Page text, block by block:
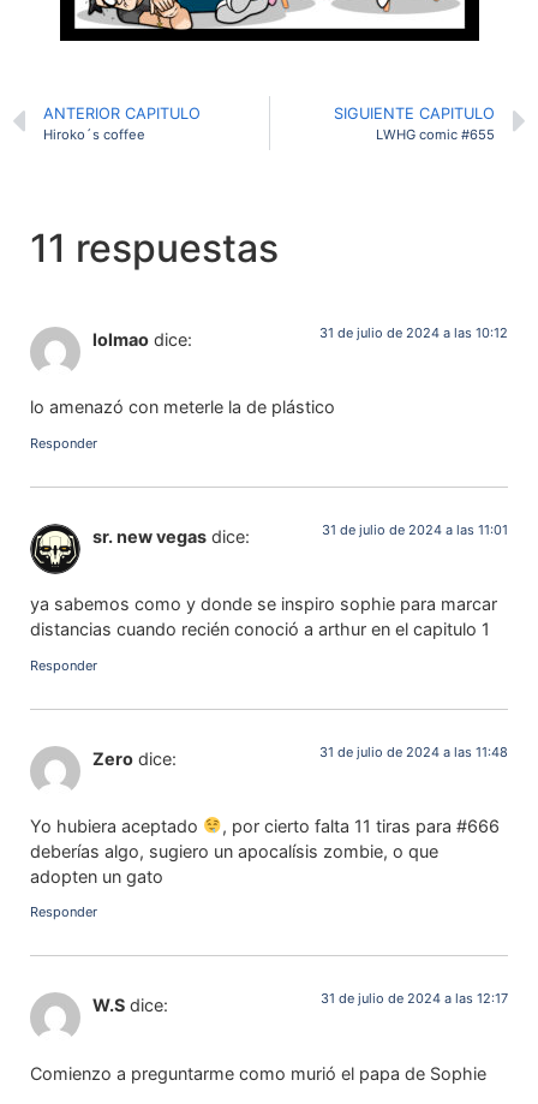
ANTERIOR CAPITULO
Hiroko´s coffee
SIGUIENTE CAPITULO
LWHG comic #655
11 respuestas
lolmao dice: 31 de julio de 2024 a las 10:12
lo amenazó con meterle la de plástico
Responder
sr. new vegas dice: 31 de julio de 2024 a las 11:01
ya sabemos como y donde se inspiro sophie para marcar
distancias cuando recién conoció a arthur en el capitulo 1
Responder
Zero dice: 31 de julio de 2024 a las 11:48
Yo hubiera aceptado
, por cierto falta 11 tiras para #666
deberías algo, sugiero un apocalísis zombie, o que
adopten un gato
Responder
W.S dice: 31 de julio de 2024 a las 12:17
Comienzo a preguntarme como murió el papa de Sophie